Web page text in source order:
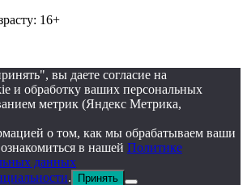
16+
вы даете согласие на
и обработку ваших персональных
метрик (Яндекс Метрика,
о том, как мы обрабатываем ваши
в нашей Политике
данных
. Принять